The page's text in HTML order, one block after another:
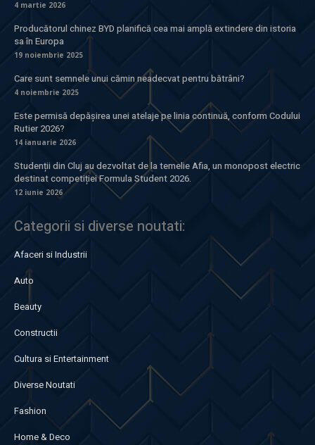
4 martie 2026
Producătorul chinez BYD planifică cea mai amplă extindere din istoria
sa în Europa
19 noiembrie 2025
Care sunt semnele unui cămin neadecvat pentru bătrâni?
4 noiembrie 2025
Este permisă depășirea unei atelaje pe linia continuă, conform Codului
Rutier 2026?
14 ianuarie 2026
Studenții din Cluj au dezvoltat de la temelie Afia, un monopost electric
destinat competiției Formula Student 2026.
12 iunie 2026
Categorii si diverse noutati:
Afaceri si Industrii
Auto
Beauty
Constructii
Cultura si Entertainment
Diverse Noutati
Fashion
Home & Deco